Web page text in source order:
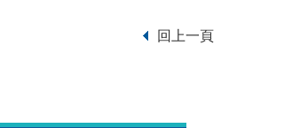
回上一頁